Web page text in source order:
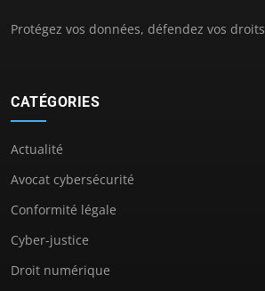
Protégez vos données, défendez vos droits
CATÉGORIES
Actualité
Avocat cybersécurité
Conformité légale
Cyber-justice
Droit numérique